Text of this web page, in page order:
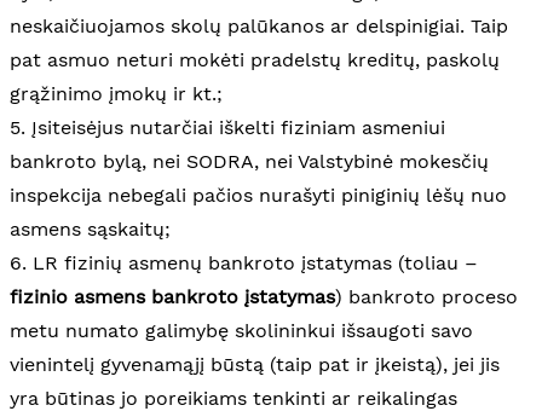
neskaičiuojamos skolų palūkanos ar delspinigiai. Taip
pat asmuo neturi mokėti pradelstų kreditų, paskolų
grąžinimo įmokų ir kt.;
5. Įsiteisėjus nutarčiai iškelti fiziniam asmeniui
bankroto bylą, nei SODRA, nei Valstybinė mokesčių
inspekcija nebegali pačios nurašyti piniginių lėšų nuo
asmens sąskaitų;
6. LR fizinių asmenų bankroto įstatymas (toliau –
fizinio asmens bankroto įstatymas) bankroto proceso
metu numato galimybę skolininkui išsaugoti savo
vienintelį gyvenamąjį būstą (taip pat ir įkeistą), jei jis
yra būtinas jo poreikiams tenkinti ar reikalingas